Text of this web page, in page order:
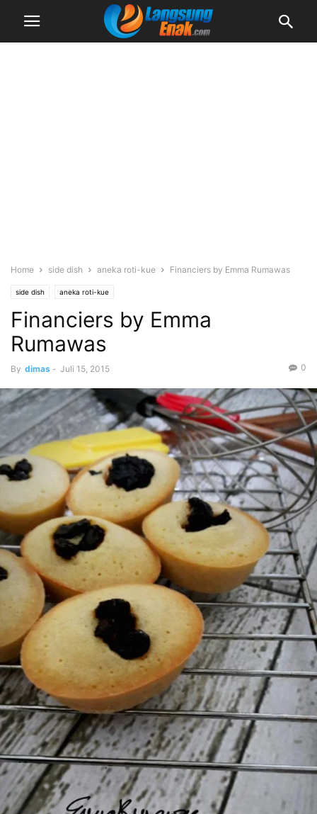
Home side dish aneka roti-kue Financiers by Emma Rumawas
side dish aneka roti-kue
Financiers by Emma
Rumawas
By dimas - Juli 15, 2015 0